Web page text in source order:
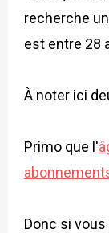
recherche
est entre 28
À noter ici
Primo que l'
Donc si